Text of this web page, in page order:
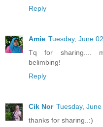
Reply
Amie Tuesday, June
Tq for sharing....
belimbing!
Reply
Cik Nor Tuesday,
thanks for sharing..:)